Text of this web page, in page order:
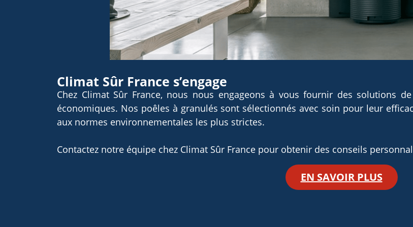
Climat Sûr France s’engage
Chez Climat Sûr France, nous nous engageons à vous fournir des solutions
économiques. Nos poêles à granulés sont sélectionnés avec soin pour leur
aux normes environnementales les plus strictes.
Contactez notre équipe chez Climat Sûr France pour obtenir des conseils
EN SAVOIR PLUS